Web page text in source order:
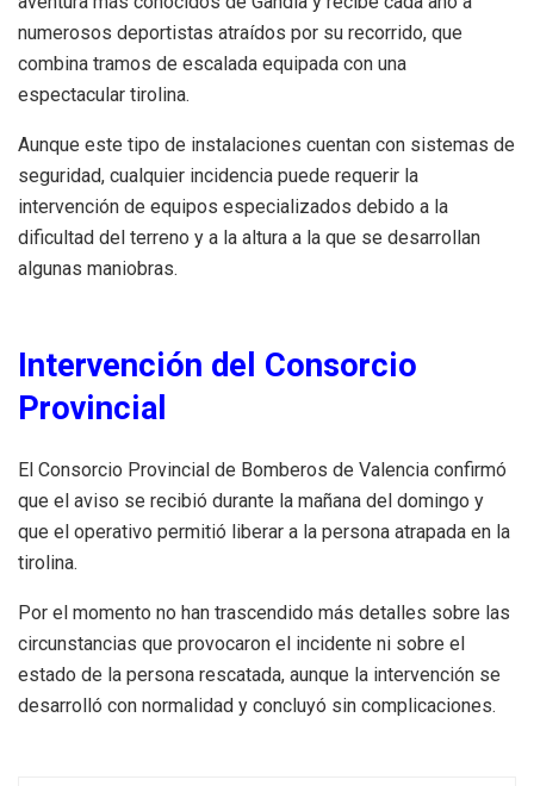
numerosos deportistas atraídos por su recorrido, que
combina tramos de escalada equipada con una
espectacular tirolina.
Aunque este tipo de instalaciones cuentan con sistemas de
seguridad, cualquier incidencia puede requerir la
intervención de equipos especializados debido a la
dificultad del terreno y a la altura a la que se desarrollan
algunas maniobras.
Intervención del Consorcio
Provincial
El Consorcio Provincial de Bomberos de Valencia confirmó
que el aviso se recibió durante la mañana del domingo y
que el operativo permitió liberar a la persona atrapada en la
tirolina.
Por el momento no han trascendido más detalles sobre las
circunstancias que provocaron el incidente ni sobre el
estado de la persona rescatada, aunque la intervención se
desarrolló con normalidad y concluyó sin complicaciones.